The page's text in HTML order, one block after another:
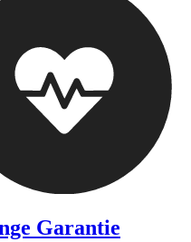
Garantie